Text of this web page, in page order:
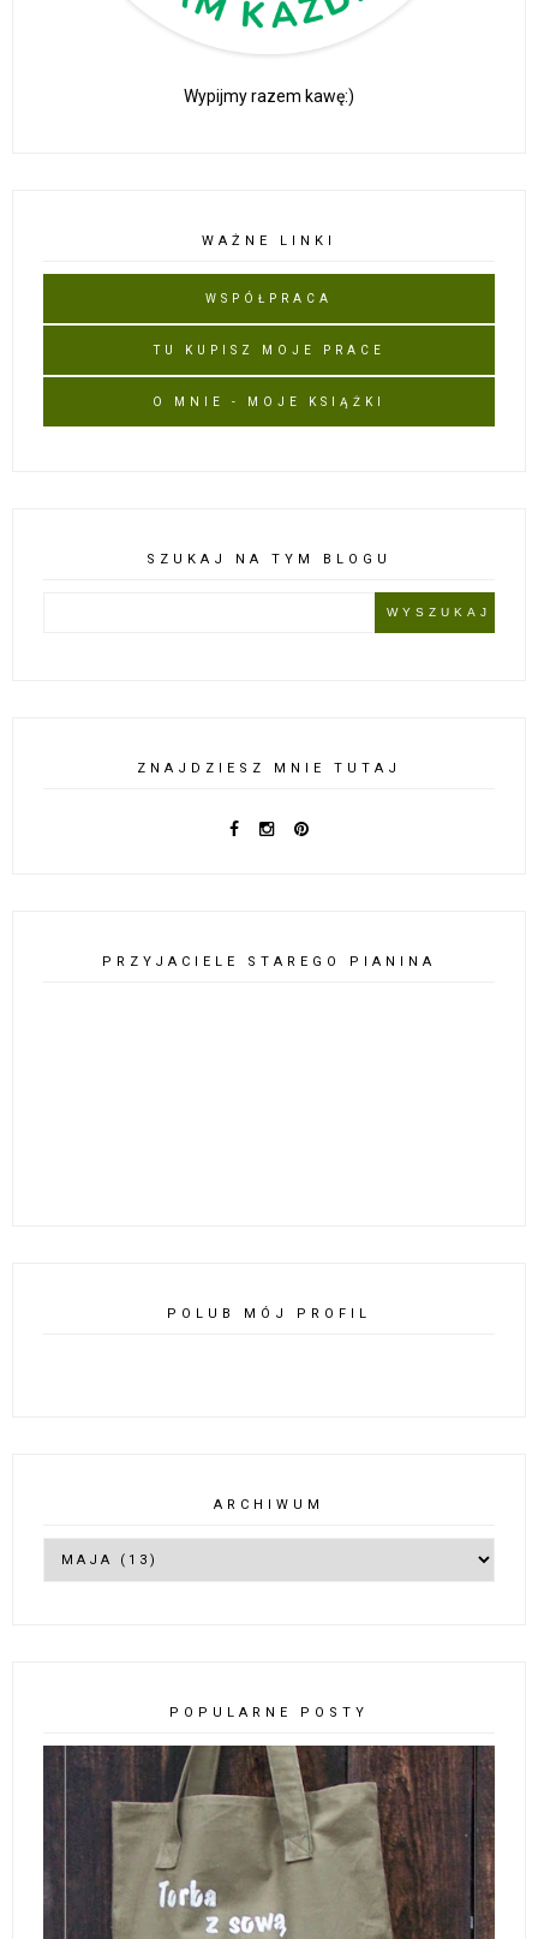
Wypijmy razem kawę:)
WAŻNE LINKI
WSPÓŁPRACA
TU KUPISZ MOJE PRACE
O MNIE - MOJE KSIĄŻKI
SZUKAJ NA TYM BLOGU
ZNAJDZIESZ MNIE TUTAJ
PRZYJACIELE STAREGO PIANINA
POLUB MÓJ PROFIL
ARCHIWUM
POPULARNE POSTY